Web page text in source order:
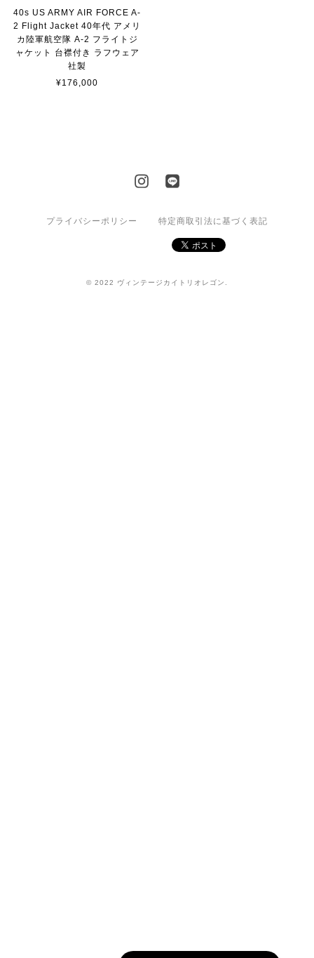
40s US ARMY AIR FORCE A-
2 Flight Jacket 40年代 アメリ
カ陸軍航空隊 A-2 フライトジ
ャケット 台襟付き ラフウェア
社製
¥176,000
プライバシーポリシー 特定商取引法に基づく表記
© 2022 ヴィンテージカイトリオレゴン.